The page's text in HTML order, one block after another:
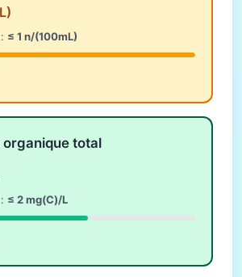
≤ 1 n/(100mL)
organique total
≤ 2 mg(C)/L